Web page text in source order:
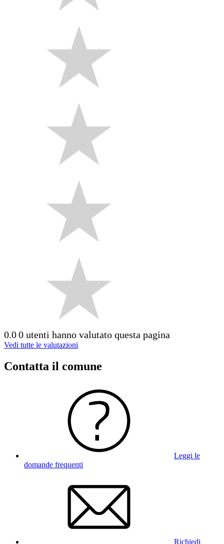
0.00 utenti hanno valutato questa pagina
Vedi tutte le valutazioni
Contatta il comune
Leggi le
domande frequenti
Richiedi